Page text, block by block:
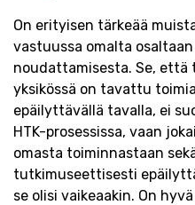
On erityisen tärkeää
vastuussa omalta
noudattamisesta. Se, että
yksikössä on tavattu
epäilyttävällä tavalla, ei
HTK-prosessissa, vaan
omasta toiminnastaan
tutkimuseettisesti
se olisi vaikeaakin. On